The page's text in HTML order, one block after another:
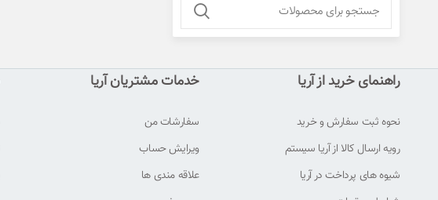
خدمات مشتریان آریا
سفارشات من
ویرایش حساب
علاقه مندی ها
راهنمای خرید از آریا
نحوه ثبت سفارش و خرید
رویه ارسال کالا از آریا سیستم
شیوه های پرداخت در آریا
تلگرام